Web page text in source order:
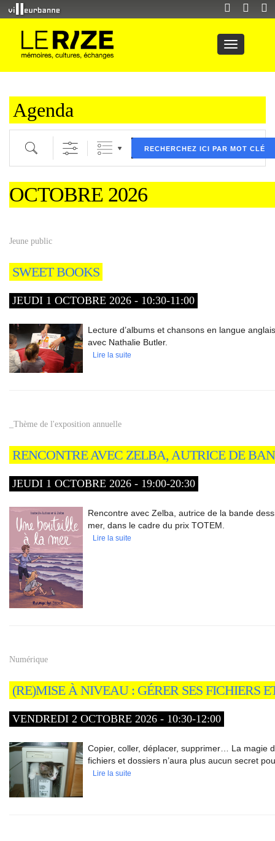
Agenda
Recherche par mot clé (ici) et / ou filtre (ci dessous) puis validez
RECHERCHEZ ICI PAR MOT CLÉ
OCTOBRE 2026
Jeune public
SWEET BOOKS
JEUDI 1 OCTOBRE 2026 - 10:30-11:00
Lecture d’albums et chansons en langue
avec Nathalie Butler.
Lire la suite
_Thème de l'exposition annuelle
RENCONTRE AVEC ZELBA, AUTRICE DE
JEUDI 1 OCTOBRE 2026 - 19:00-20:30
Rencontre avec Zelba, autrice de la bande
mer, dans le cadre du prix TOTEM.
Lire la suite
Numérique
(RE)MISE À NIVEAU : GÉRER SES FICHIERS
VENDREDI 2 OCTOBRE 2026 - 10:30-12:00
Copier, coller, déplacer, supprimer… La magie
fichiers et dossiers n’aura plus aucun secret
Lire la suite